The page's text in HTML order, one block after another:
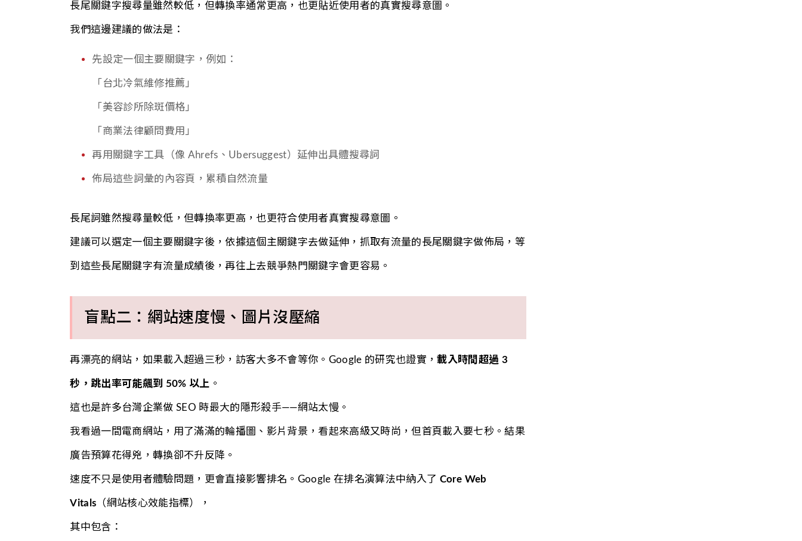
長尾關鍵字搜尋量雖然較低，但轉換率通常更高，也更貼近使用者的真實搜尋意圖。
我們這邊建議的做法是：
先設定一個主要關鍵字，例如：
「台北冷氣維修推薦」
「美容診所除斑價格」
「商業法律顧問費用」
再用關鍵字工具（像 Ahrefs、Ubersuggest）延伸出具體搜尋詞
佈局這些詞彙的內容頁，累積自然流量
長尾詞雖然搜尋量較低，但轉換率更高，也更符合使用者真實搜尋意圖。
建議可以選定一個主要關鍵字後，依據這個主關鍵字去做延伸，抓取有流量的長尾關鍵字做佈局，等
到這些長尾關鍵字有流量成績後，再往上去競爭熱門關鍵字會更容易。
盲點二：網站速度慢、圖片沒壓縮
再漂亮的網站，如果載入超過三秒，訪客大多不會等你。Google 的研究也證實，載入時間超過 3
秒，跳出率可能飆到 50% 以上 。
這也是許多台灣企業做 SEO 時最大的隱形殺手——網站太慢。
我看過一間電商網站，用了滿滿的輪播圖、影片背景，看起來高級又時尚，但首頁載入要七秒。結果
廣告預算花得兇，轉換卻不升反降。
速度不只是使用者體驗問題，更會直接影響排名。Google 在排名演算法中納入了 Core Web
Vitals （網站核心效能指標），
其中包含：